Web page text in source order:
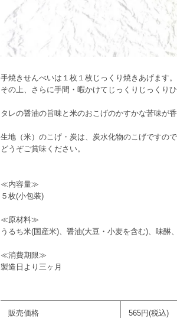
手焼きせんべいは１枚１枚じっくり焼きあげます。
その上、さらに手間・暇かけてじっくりじっくり
タレの醤油の旨味と米のおこげのかすかな苦味が
生地（米）のこげ・炭は、炭水化物のこげですの
どうぞご賞味ください。
≪内容量≫
５枚(小包装)
≪原材料≫
うるち米(国産米)、醤油(大豆・小麦を含む)、味醂
≪消費期限≫
製造日より三ヶ月
販売価格 565円(税込)